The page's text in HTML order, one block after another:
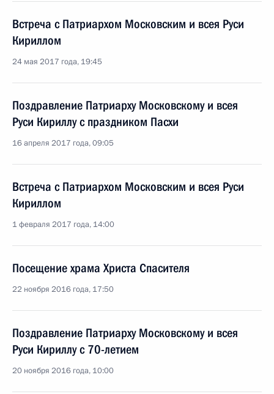
Встреча с Патриархом Московским и всея Руси
Кириллом
24 мая 2017 года, 19:45
Поздравление Патриарху Московскому и всея
Руси Кириллу с праздником Пасхи
16 апреля 2017 года, 09:05
Встреча с Патриархом Московским и всея Руси
Кириллом
1 февраля 2017 года, 14:00
Посещение храма Христа Спасителя
22 ноября 2016 года, 17:50
Поздравление Патриарху Московскому и всея
Руси Кириллу с 70-летием
20 ноября 2016 года, 10:00